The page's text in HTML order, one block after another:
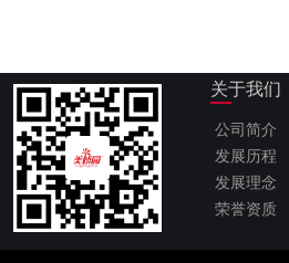
关于我们
公司简介
发展历程
发展理念
荣誉资质